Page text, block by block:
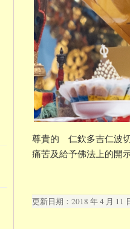
尊貴的 仁欽多吉仁波
痛苦及給予佛法上的開
更新日期：2018 年 4 月 11